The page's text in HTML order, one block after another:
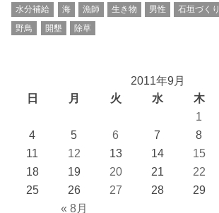
水分補給
海 漁師 生き物 男性 石垣づくり
野鳥
開墾 除草
2011年9月
日
月 火 水 木
« 8月
1
4
5 6 7 8
11
12 13 14 15
18
19 20 21 22
25
26 27 28 29